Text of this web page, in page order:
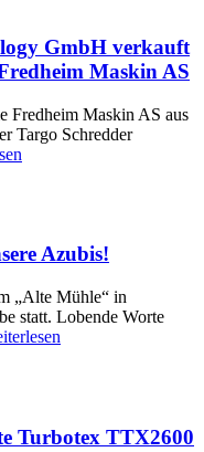
GmbH verkauft
Maskin AS
Fredheim Maskin AS aus
Targo Schredder
Azubis!
„Alte Mühle“ in
statt. Lobende Worte
Turbotex TTX2600